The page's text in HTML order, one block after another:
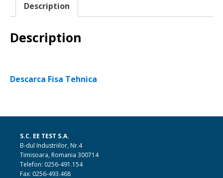
Description
Description
Descarca Fisa Tehnica
S.C. EE TEST S.A.
B-dul Industriilor, Nr.4
Timisoara, Romania 300714
Telefon: 0256-491.154
Fax: 0256-493.468